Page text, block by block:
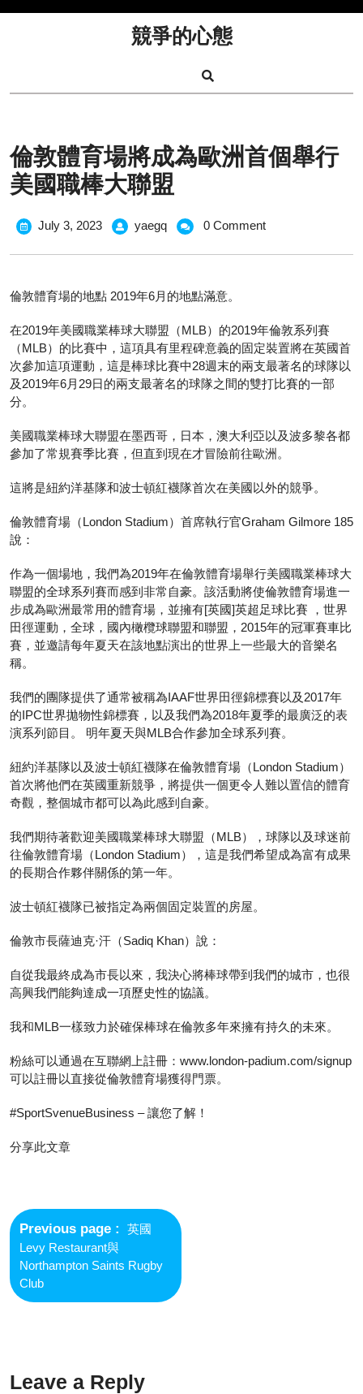
競爭的心態
倫敦體育場將成為歐洲首個舉行
美國職棒大聯盟
July 3, 2023July
yaegq倫
場
成
為
歐
洲
舉
行
國
棒
盟
0 Comment
倫敦體育場的地點 2019年6月的地點滿意。
在2019年美國職業棒球大聯盟（MLB）的2019年倫敦系列賽
（MLB）的比賽中，這項具有里程碑意義的固定裝置將在英國首
次參加這項運動，這是棒球比賽中28週末的兩支最著名的球隊以
及2019年6月29日的兩支最著名的球隊之間的雙打比賽的一部
分。
美國職業棒球大聯盟在墨西哥，日本，澳大利亞以及波多黎各都
參加了常規賽季比賽，但直到現在才冒險前往歐洲。
這將是紐約洋基隊和波士頓紅襪隊首次在美國以外的競爭。
倫敦體育場（London Stadium）首席執行官Graham Gilmore 185
說：
作為一個場地，我們為2019年在倫敦體育場舉行美國職業棒球大
聯盟的全球系列賽而感到非常自豪。該活動將使倫敦體育場進一
步成為歐洲最常用的體育場，並擁有[英國]英超足球比賽 ，世界
田徑運動，全球，國內橄欖球聯盟和聯盟，2015年的冠軍賽車比
賽，並邀請每年夏天在該地點演出的世界上一些最大的音樂名
稱。
我們的團隊提供了通常被稱為IAAF世界田徑錦標賽以及2017年
的IPC世界拋物性錦標賽，以及我們為2018年夏季的最廣泛的表
演系列節目。 明年夏天與MLB合作參加全球系列賽。
紐約洋基隊以及波士頓紅襪隊在倫敦體育場（London Stadium）
首次將他們在英國重新競爭，將提供一個更令人難以置信的體育
奇觀，整個城市都可以為此感到自豪。
我們期待著歡迎美國職業棒球大聯盟（MLB），球隊以及球迷前
往倫敦體育場（London Stadium），這是我們希望成為富有成果
的長期合作夥伴關係的第一年。
波士頓紅襪隊已被指定為兩個固定裝置的房屋。
倫敦市長薩迪克·汗（Sadiq Khan）說：
自從我最終成為市長以來，我決心將棒球帶到我們的城市，也很
高興我們能夠達成一項歷史性的協議。
我和MLB一樣致力於確保棒球在倫敦多年來擁有持久的未來。
粉絲可以通過在互聯網上註冊：www.london-padium.com/signup
可以註冊以直接從倫敦體育場獲得門票。
#SportSvenueBusiness – 讓您了解！
分享此文章
navigation
Previous page
Previous
英國
Levy Restaurant與
Northampton Saints Rugby
Club
Leave a Reply